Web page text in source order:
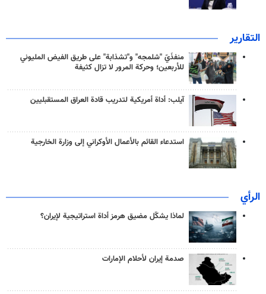
التقارير
منفذَيّ "شلمجه" و"تشذابة" على طريق الفيض المليوني
للأربعين؛ وحركة المرور لا تزال كثيفة
آيلب: أداة أمريكية لتدريب قادة العراق المستقبليين
استدعاء القائم بالأعمال الأوكراني إلى وزارة الخارجية
الرأي
لماذا يشكّل مضيق هرمز أداة استراتيجية لإيران؟
صدمة إيران لأحلام الإمارات